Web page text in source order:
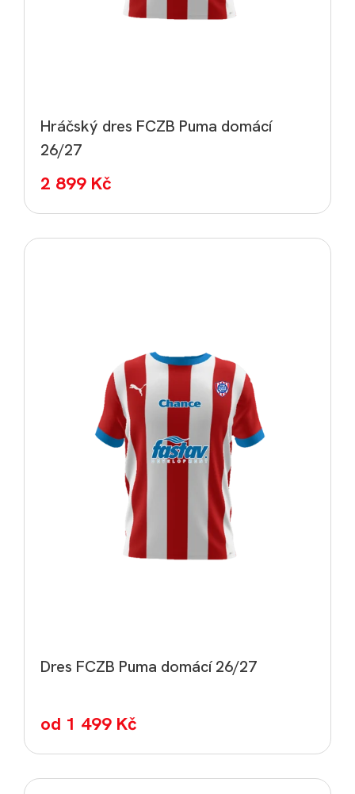
Hráčský dres FCZB Puma domácí
26/27
2 899 Kč
Dres FCZB Puma domácí 26/27
od 1 499 Kč